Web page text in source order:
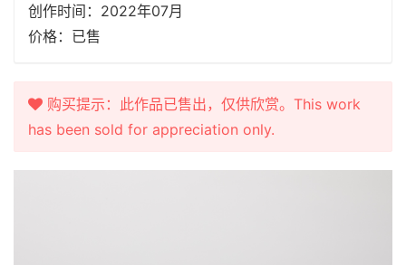
创作时间：2022年07月
价格：已售
购买提示：此作品已售出，仅供欣赏。This work
has been sold for appreciation only.